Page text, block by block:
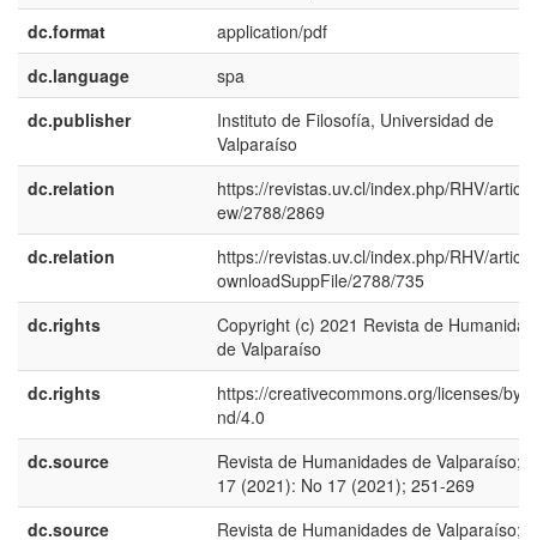
dc.format
application/pdf
dc.language
spa
dc.publisher
Instituto de Filosofía, Universidad de
Valparaíso
dc.relation
https://revistas.uv.cl/index.php/RHV/
ew/2788/2869
dc.relation
https://revistas.uv.cl/index.php/RHV/
ownloadSuppFile/2788/735
dc.rights
Copyright (c) 2021 Revista de
de Valparaíso
dc.rights
https://creativecommons.org/licenses/by-
nd/4.0
dc.source
Revista de Humanidades de Valparaíso;
17 (2021): No 17 (2021); 251-269
dc.source
Revista de Humanidades de Valparaíso;